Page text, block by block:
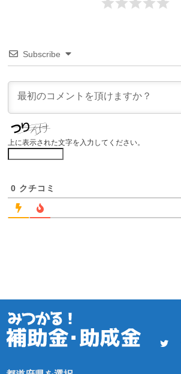
Subscribe
上に表示された文字を入力してください。
0 クチコミ
TwitterFacebookRSS